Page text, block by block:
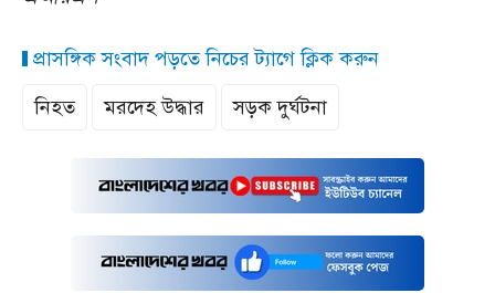
প্রাসঙ্গিক সংবাদ পড়তে নিচের ট্যাগে ক্লিক করুন
নিহত
মরদেহ উদ্ধার সড়ক দুর্ঘটনা